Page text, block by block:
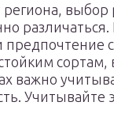
региона, выбор
сортам,
важно
Учитывайте